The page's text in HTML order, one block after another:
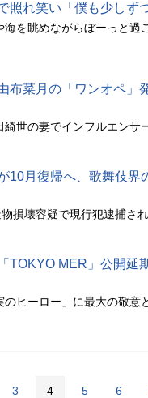
照れ笑い「僕も少しず
を眺めながらぼーっと過
布菜月の「ワンオペ」
世の妻でインフルエンサ
10月復帰へ、歌舞伎界
損壊容疑で現行犯逮捕さ
TOKYO MER」公開延
のヒーロー」に最大の敬意
3 4 5 6